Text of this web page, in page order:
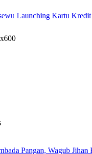
Launching Kartu Kredit
Pangan, Wagub